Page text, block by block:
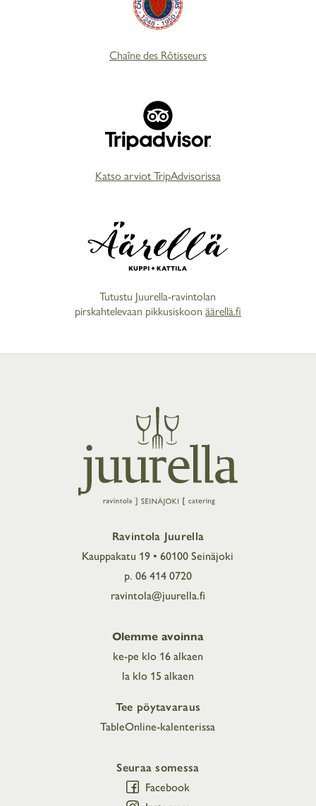
Chaîne des Rôtisseurs
Katso arviot TripAdvisorissa
Tutustu Juurella-ravintolan
pirskahtelevaan pikkusiskoon äärellä.fi
Ravintola Juurella
Kauppakatu 19 • 60100 Seinäjoki
p. 06 414 0720
ravintola@juurella.fi
Olemme avoinna
ke-pe klo 16 alkaen
la klo 15 alkaen
Tee pöytavaraus
TableOnline-kalenterissa
Seuraa somessa
Facebook